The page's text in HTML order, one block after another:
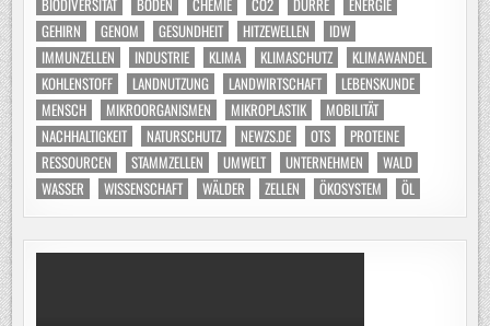
GEHIRN
GENOM GESUNDHEIT HITZEWELLEN
IDW
IMMUNZELLEN
INDUSTRIE KLIMA KLIMASCHUTZ
KLIMAWANDEL
KOHLENSTOFF
LANDNUTZUNG LANDWIRTSCHAFT
LEBENSKUNDE
MENSCH
MIKROORGANISMEN MIKROPLASTIK
MOBILITÄT
NACHHALTIGKEIT
NATURSCHUTZ NEWZS.DE OTS
PROTEINE
RESSOURCEN
STAMMZELLEN UMWELT UNTERNEHMEN
WALD
WASSER
WISSENSCHAFT WÄLDER ZELLEN ÖKOSYSTEM ÖL